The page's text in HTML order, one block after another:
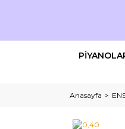
Anasayfa